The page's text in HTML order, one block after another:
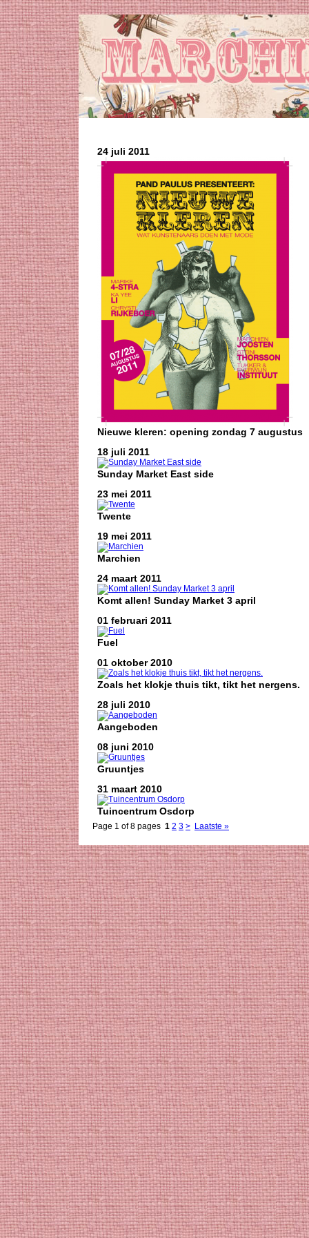
24 juli 2011
Nieuwe kleren: opening zondag 7 augustus
18 juli 2011
Sunday Market East side
23 mei 2011
Twente
19 mei 2011
Marchien
24 maart 2011
Komt allen! Sunday Market 3 april
01 februari 2011
Fuel
01 oktober 2010
Zoals het klokje thuis tikt, tikt het nergens.
28 juli 2010
Aangeboden
08 juni 2010
Gruuntjes
31 maart 2010
Tuincentrum Osdorp
Page 1 of 8 pages 1 2 3 > Laatste »